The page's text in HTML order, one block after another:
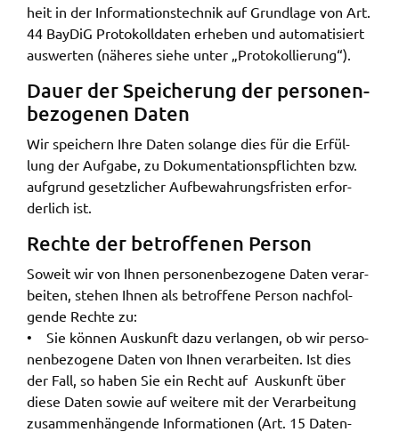
heit in der Infor­ma­ti­ons­tech­nik auf Grund­la­ge von Art.
44 BayDiG Proto­koll­da­ten erhe­ben und auto­ma­ti­siert
auswer­ten (nähe­res siehe unter „Proto­kol­lie­rung“).
Dauer der Spei­che­rung der perso­nen­
be­zo­ge­nen Daten
Wir spei­chern Ihre Daten solan­ge dies für die Erfül­
lung der Aufga­be, zu Doku­men­ta­ti­ons­pflich­ten bzw.
aufgrund gesetz­li­cher Aufbe­wah­rungs­fris­ten erfor­
der­lich ist.
Rech­te der betrof­fe­nen Person
Soweit wir von Ihnen perso­nen­be­zo­ge­ne Daten verar­
bei­ten, stehen Ihnen als betrof­fe­ne Person nach­fol­
gen­de Rech­te zu:
• Sie können Auskunft dazu verlan­gen, ob wir perso­
nen­be­zo­ge­ne Daten von Ihnen verar­bei­ten. Ist dies
der Fall, so haben Sie ein Recht auf Auskunft über
diese Daten sowie auf weite­re mit der Verar­bei­tung
zusam­men­hän­gen­de Infor­ma­tio­nen (Art. 15 Daten­